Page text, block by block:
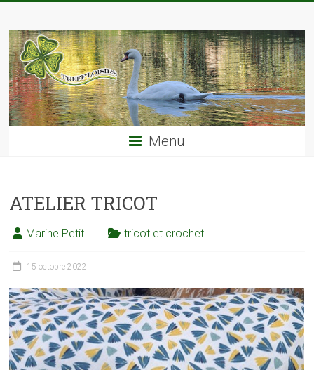
content
TREFF'LOISIRS
Menu
ATELIER TRICOT
Marine Petit tricot et crochet
15 octobre 2022